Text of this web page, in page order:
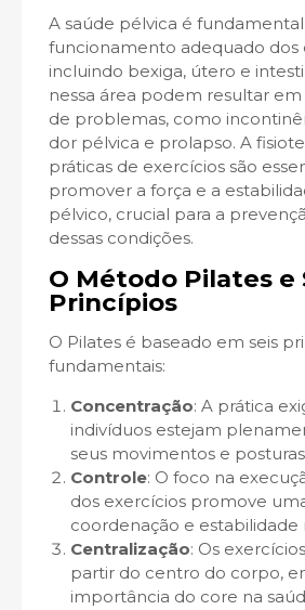
A saúde pélvica é
funcionamento adequado dos
incluindo bexiga, útero e
nessa área podem resultar
de problemas, como
dor pélvica e prolapso. A
práticas de exercícios são
promover a força e a
pélvico, crucial para a
dessas condições.
O Método Pilates e
Princípios
O Pilates é baseado em seis
fundamentais:
Concentração: A prática
indivíduos estejam
seus movimentos e
Controle: O foco na
dos exercícios promove
coordenação e estabilidade
Centralização: Os
partir do centro do corpo,
importância do core na